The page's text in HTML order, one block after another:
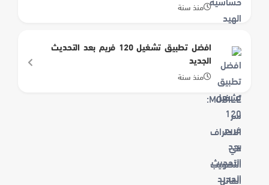
منذ سنة
افضل تطبيق تشغيل 120 فريم بعد التحديث
الجديد
منذ سنة